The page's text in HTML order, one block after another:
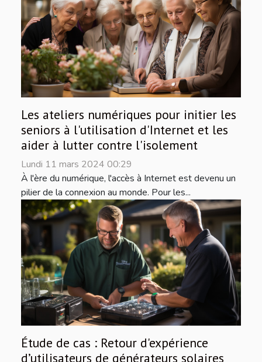
Les ateliers numériques pour initier les
seniors à l'utilisation d'Internet et les
aider à lutter contre l'isolement
Lundi 11 mars 2024 00:29
À l'ère du numérique, l'accès à Internet est devenu un
pilier de la connexion au monde. Pour les...
Étude de cas : Retour d'expérience
d’utilisateurs de générateurs solaires